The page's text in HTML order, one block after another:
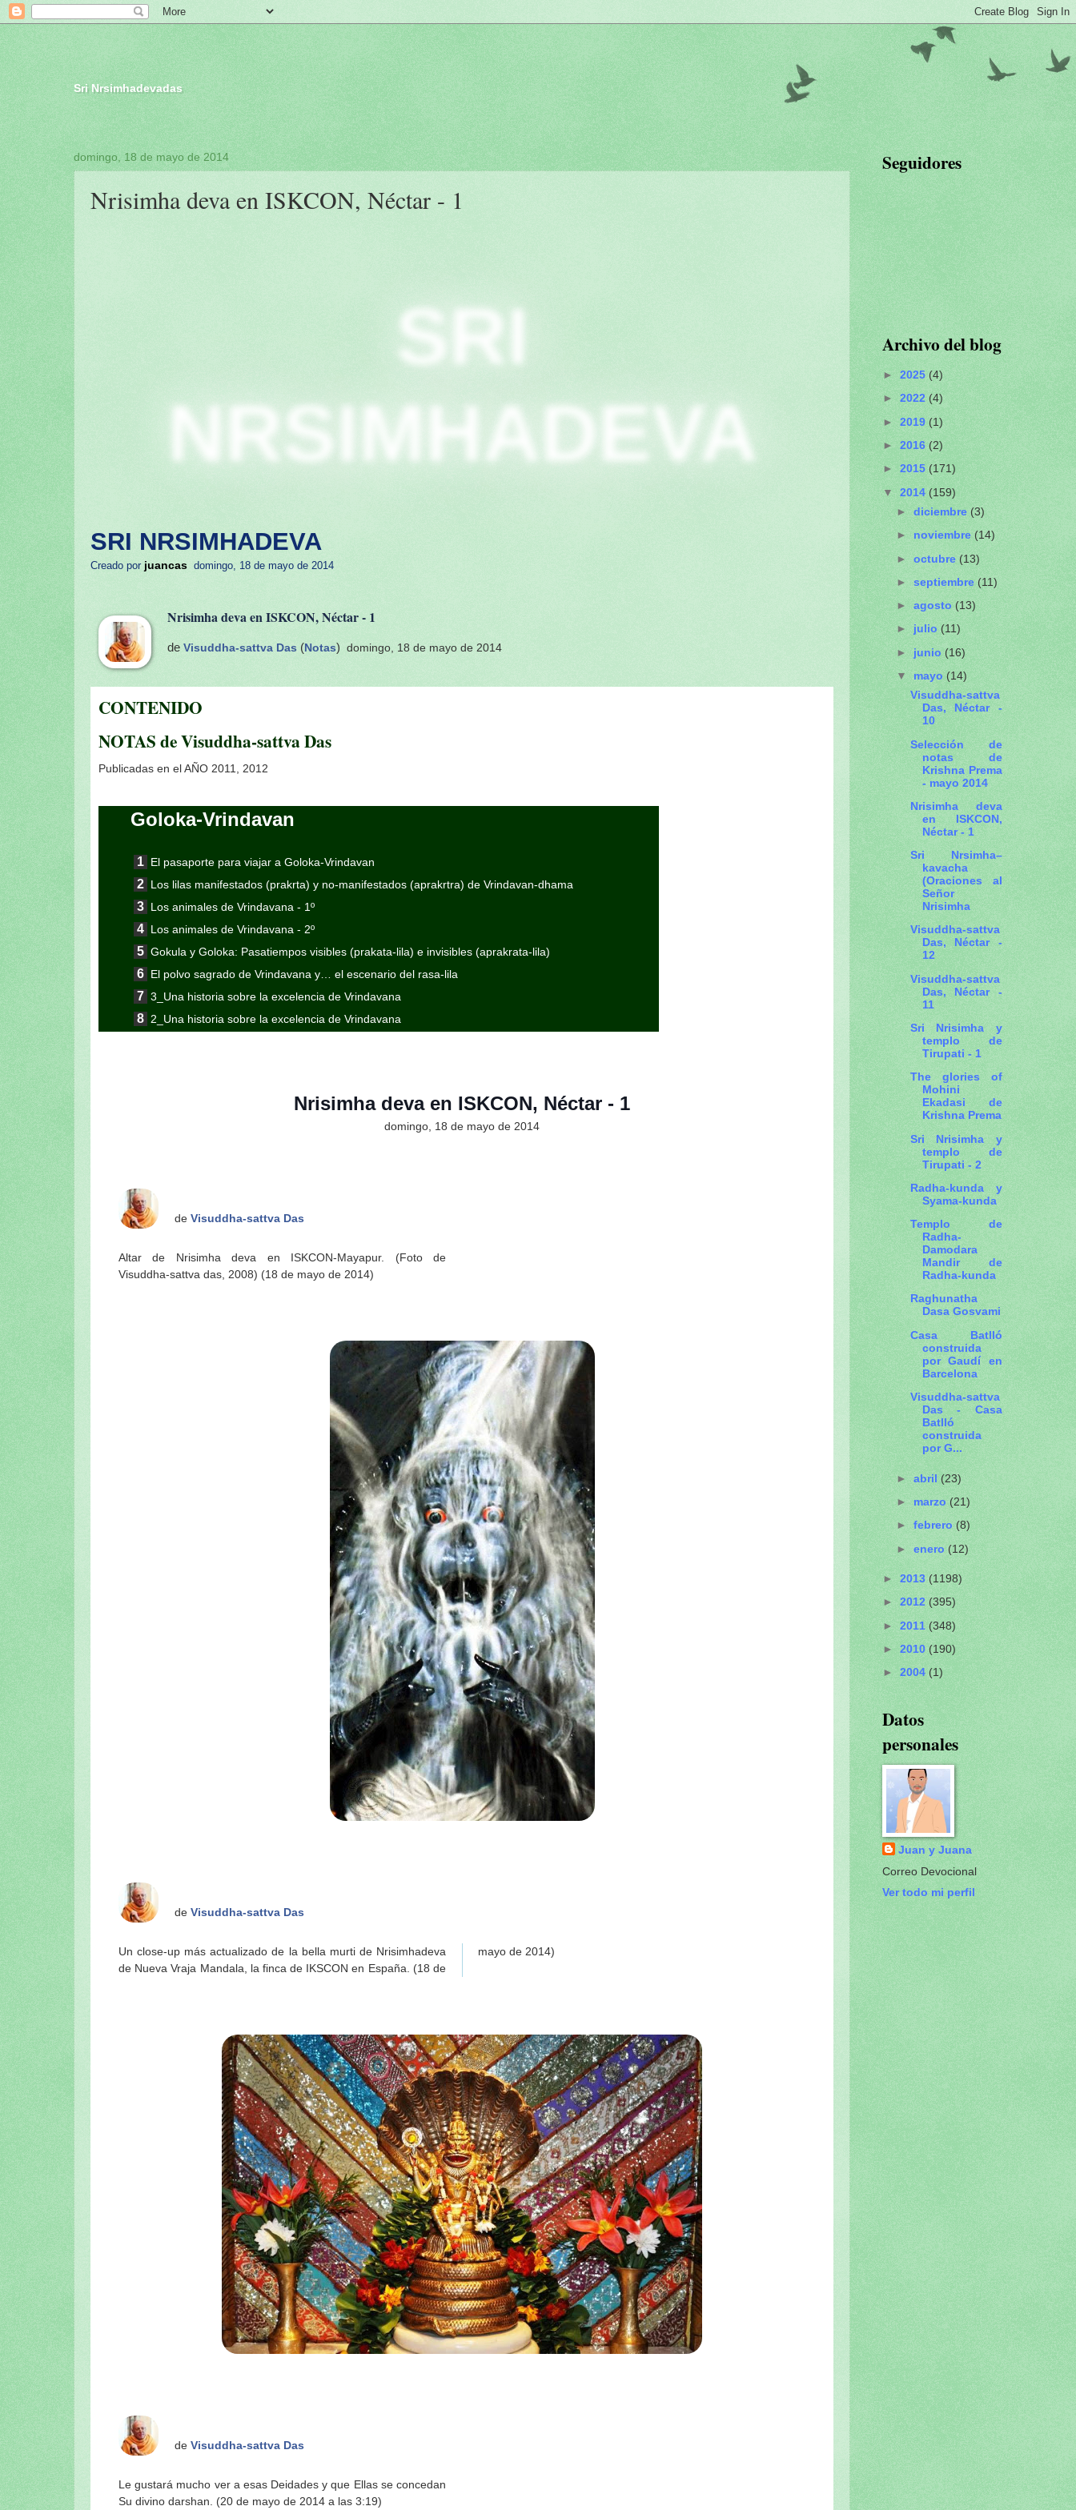
Sri Nrsimhadevadas
domingo, 18 de mayo de 2014
Nrisimha deva en ISKCON, Néctar - 1
SRI
NRSIMHADEVA
SRI NRSIMHADEVA
Creado por juancas domingo, 18 de mayo de 2014
Nrisimha deva en ISKCON, Néctar - 1
de Visuddha-sattva Das (Notas) domingo, 18 de mayo de 2014
CONTENIDO
NOTAS de Visuddha-sattva Das
Publicadas en el AÑO 2011, 2012
Goloka-Vrindavan
El pasaporte para viajar a Goloka-Vrindavan
Los lilas manifestados (prakrta) y no-manifestados (aprakrtra) de Vrindavan-dhama
Los animales de Vrindavana - 1º
Los animales de Vrindavana - 2º
Gokula y Goloka: Pasatiempos visibles (prakata-lila) e invisibles (aprakrata-lila)
El polvo sagrado de Vrindavana y… el escenario del rasa-lila
3_Una historia sobre la excelencia de Vrindavana
2_Una historia sobre la excelencia de Vrindavana
3_11_Continuación de la serie “Apreciando a Vrindavana-dhama”
Rasamrta-katha: La historia del collar de perlas (Mukta-carita)
2. Las amigas de Srimati Radhika
Sobre Lalita devi ó Lalita sakhi - 2ª
En el camino a Sri Vrindavan-dham 1º de Visuddha-sattva Das
En el camino a Sri Vrindavan-dham 2º de Visuddha-sattva Das
Visuddha-sattva Das - NOTAS VAISHNAVAS
Nrisimha deva en ISKCON, Néctar - 1
domingo, 18 de mayo de 2014
de Visuddha-sattva Das
Altar de Nrisimha deva en ISKCON-Mayapur. (Foto de
Visuddha-sattva das, 2008) (18 de mayo de 2014)
de Visuddha-sattva Das
Un close-up más actualizado de la bella murti de Nrisimhadeva
de Nueva Vraja Mandala, la finca de IKSCON en España. (18 de
mayo de 2014)
de Visuddha-sattva Das
Le gustará mucho ver a esas Deidades y que Ellas se concedan
Su divino darshan. (20 de mayo de 2014 a las 3:19)
Seguidores
Archivo del blog
► 2025 (4)
► 2022 (4)
► 2019 (1)
► 2016 (2)
► 2015 (171)
▼ 2014 (159)
► diciembre (3)
► noviembre (14)
► octubre (13)
► septiembre (11)
► agosto (13)
► julio (11)
► junio (16)
▼ mayo (14)
Visuddha-sattva
Das, Néctar -
10
Selección de
notas de
Krishna Prema
- mayo 2014
Nrisimha deva
en ISKCON,
Néctar - 1
Sri Nrsimha–
kavacha
(Oraciones al
Señor
Nrisimha
Visuddha-sattva
Das, Néctar -
12
Visuddha-sattva
Das, Néctar -
11
Sri Nrisimha y
templo de
Tirupati - 1
The glories of
Mohini
Ekadasi de
Krishna Prema
Sri Nrisimha y
templo de
Tirupati - 2
Radha-kunda y
Syama-kunda
Templo de
Radha-
Damodara
Mandir de
Radha-kunda
Raghunatha
Dasa Gosvami
Casa Batlló
construida
por Gaudí en
Barcelona
Visuddha-sattva
Das - Casa
Batlló
construida
por G...
► abril (23)
► marzo (21)
► febrero (8)
► enero (12)
► 2013 (1198)
► 2012 (395)
► 2011 (348)
► 2010 (190)
► 2004 (1)
Datos
personales
Juan y Juana
Correo Devocional
Ver todo mi perfil